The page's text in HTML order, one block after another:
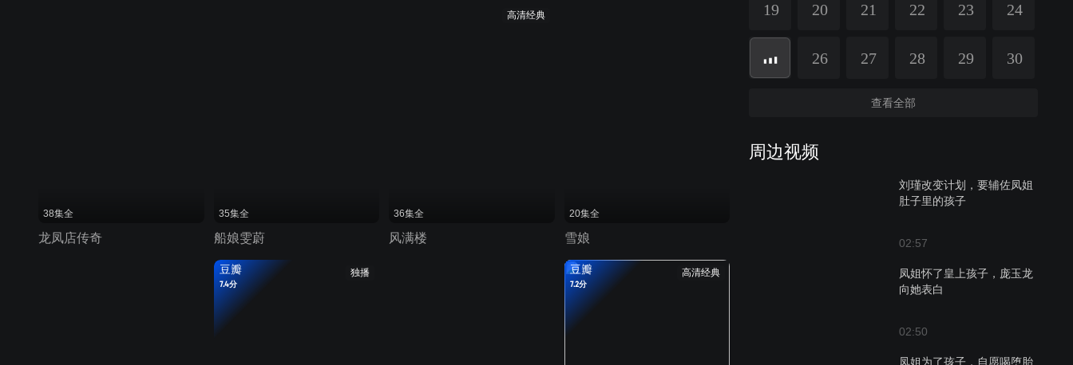
19 20 21 22 23 24
26 27 28 29 30
查看全部
周边视频
刘瑾改变计划，要辅佐凤姐
肚子里的孩子
02:57
凤姐怀了皇上孩子，庞玉龙
向她表白
02:50
凤姐为了孩子，自愿喝堕胎
38集全
龙凤店传奇
35集全
船娘雯蔚
高清经典
36集全
风满楼
20集全
雪娘
独播
豆瓣
7.4分
高清经典
豆瓣
7.2分